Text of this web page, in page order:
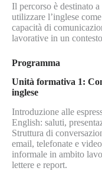
Il percorso è destinato
utilizzare l’inglese
capacità di
lavorative in un
Programma
Unità formativa 1:
inglese
Introduzione alle
English: saluti,
Struttura di
email, telefonate e
informale in ambito
lettere e report.